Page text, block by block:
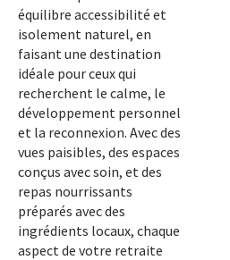
équilibre accessibilité et
isolement naturel, en
faisant une destination
idéale pour ceux qui
recherchent le calme, le
développement personnel
et la reconnexion. Avec des
vues paisibles, des espaces
conçus avec soin, et des
repas nourrissants
préparés avec des
ingrédients locaux, chaque
aspect de votre retraite